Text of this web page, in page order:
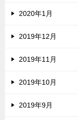
2020年1月
2019年12月
2019年11月
2019年10月
2019年9月